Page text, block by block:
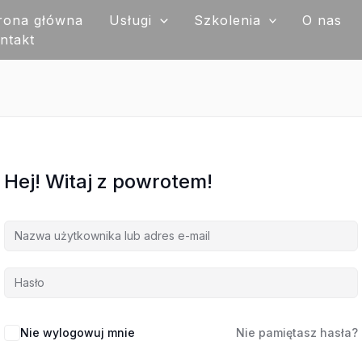
główna Usługi Szkolenia O nas
Hej! Witaj z powrotem!
Nie wylogowuj mnie Nie pamiętasz hasła?